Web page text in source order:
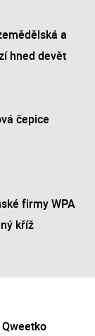
a
hned devět
čepice
firmy WPA
kříž